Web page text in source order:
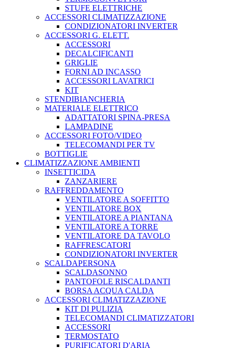
STUFE ELETTRICHE
ACCESSORI CLIMATIZZAZIONE
CONDIZIONATORI INVERTER
ACCESSORI G. ELETT.
ACCESSORI
DECALCIFICANTI
GRIGLIE
FORNI AD INCASSO
ACCESSORI LAVATRICI
KIT
STENDIBIANCHERIA
MATERIALE ELETTRICO
ADATTATORI SPINA-PRESA
LAMPADINE
ACCESSORI FOTO/VIDEO
TELECOMANDI PER TV
BOTTIGLIE
CLIMATIZZAZIONE AMBIENTI
INSETTICIDA
ZANZARIERE
RAFFREDDAMENTO
VENTILATORE A SOFFITTO
VENTILATORE BOX
VENTILATORE A PIANTANA
VENTILATORE A TORRE
VENTILATORE DA TAVOLO
RAFFRESCATORI
CONDIZIONATORI INVERTER
SCALDAPERSONA
SCALDASONNO
PANTOFOLE RISCALDANTI
BORSA ACQUA CALDA
ACCESSORI CLIMATIZZAZIONE
KIT DI PULIZIA
TELECOMANDI CLIMATIZZATORI
ACCESSORI
TERMOSTATO
PURIFICATORI D'ARIA